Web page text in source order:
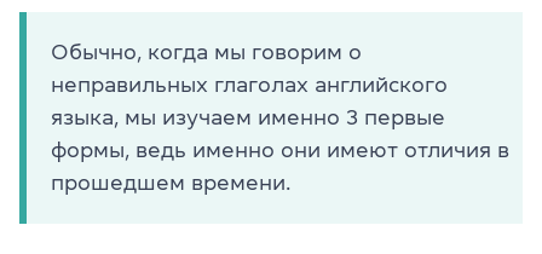
Обычно, когда мы говорим о
неправильных глаголах английского
языка, мы изучаем именно 3 первые
формы, ведь именно они имеют отличия в
прошедшем времени.